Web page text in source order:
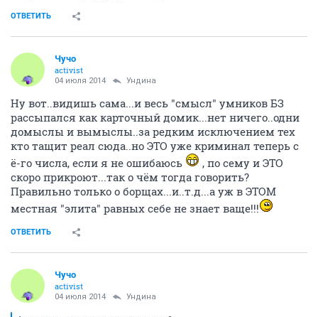
ОТВЕТИТЬ
Чучо
activist
04 июля 2014 Ундинa
Ну вот..видишь сама...и весь "смысл" умников БЗ
рассыпался как карточный домик...нет ничего..одни
домыслы и вымыслы..за редким исключением тех
кто тащит реал сюда..но ЭТО уже криминал теперь с
ё-го числа, если я не ошибаюсь
, по сему и ЭТО
скоро прикроют...так о чём тогда говорить?
Правильно только о борщах...и..т.д...а уж в ЭТОМ
местная "элита" равных себе не знает ваще!!!
ОТВЕТИТЬ
Чучо
activist
04 июля 2014 Ундинa